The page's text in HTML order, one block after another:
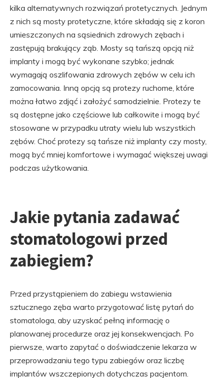
kilka alternatywnych rozwiązań protetycznych. Jednym
z nich są mosty protetyczne, które składają się z koron
umieszczonych na sąsiednich zdrowych zębach i
zastępują brakujący ząb. Mosty są tańszą opcją niż
implanty i mogą być wykonane szybko; jednak
wymagają oszlifowania zdrowych zębów w celu ich
zamocowania. Inną opcją są protezy ruchome, które
można łatwo zdjąć i założyć samodzielnie. Protezy te
są dostępne jako częściowe lub całkowite i mogą być
stosowane w przypadku utraty wielu lub wszystkich
zębów. Choć protezy są tańsze niż implanty czy mosty,
mogą być mniej komfortowe i wymagać większej uwagi
podczas użytkowania.
Jakie pytania zadawać
stomatologowi przed
zabiegiem?
Przed przystąpieniem do zabiegu wstawienia
sztucznego zęba warto przygotować listę pytań do
stomatologa, aby uzyskać pełną informację o
planowanej procedurze oraz jej konsekwencjach. Po
pierwsze, warto zapytać o doświadczenie lekarza w
przeprowadzaniu tego typu zabiegów oraz liczbę
implantów wszczepionych dotychczas pacjentom.